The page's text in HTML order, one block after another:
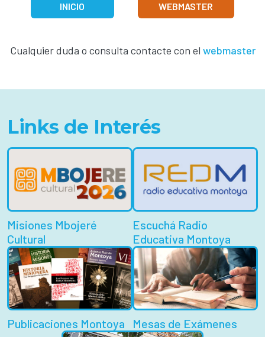
INICIO
WEBMASTER
Cualquier duda o consulta contacte con el webmaster
Links de Interés
Misiones Mbojeré
Cultural
Escuchá Radio
Educativa Montoya
Publicaciones Montoya Mesas de Exámenes